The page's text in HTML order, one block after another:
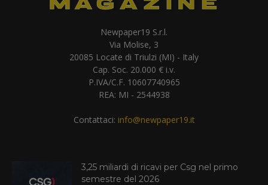
Newpaper19 S.r.l.
Via Molise, 3
20085 Locate di Triulzi (MI) - Italy
Cap. Soc. 20.000 € i.v.
P.IVA/C.F. 10607740965
REA: MI - 2544938
Contattaci: info@newpaper19.it
3,25 miliardi di ricavi per Csg nel primo
semestre del 2026